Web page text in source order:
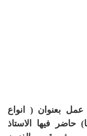
عمل بعنوان ( انواع
حاضر فيها الاستاذ